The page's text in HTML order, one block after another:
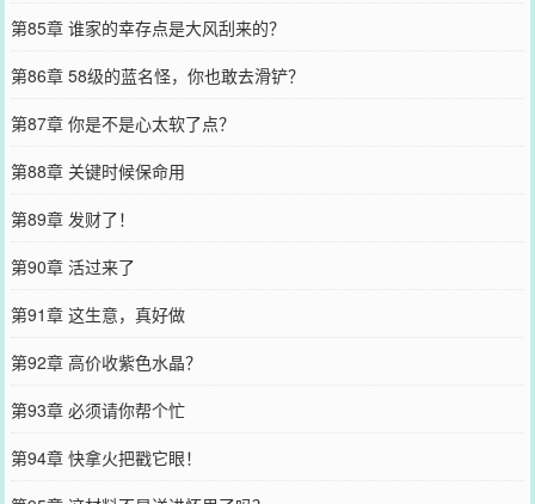
第85章 谁家的幸存点是大风刮来的？
第86章 58级的蓝名怪，你也敢去滑铲？
第87章 你是不是心太软了点？
第88章 关键时候保命用
第89章 发财了！
第90章 活过来了
第91章 这生意，真好做
第92章 高价收紫色水晶？
第93章 必须请你帮个忙
第94章 快拿火把戳它眼！